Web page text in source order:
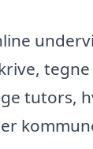
tutors,